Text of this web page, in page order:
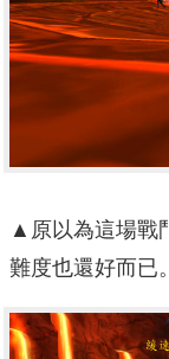
▲原以為這場戰
難度也還好而已。